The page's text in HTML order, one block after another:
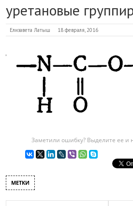
уретановые
Елизавета Латыш 18 февраля, 2016
Заметили ошибку? Выделите ее и
МЕТКИ